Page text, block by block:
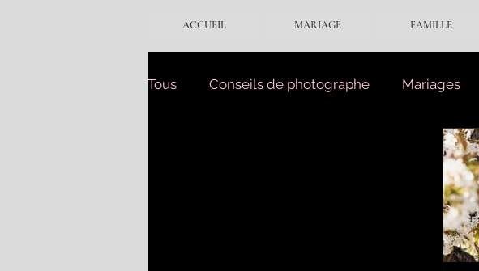
ACCUEIL MARIAGE FAMILLE
Tous Conseils de photographe Mariages